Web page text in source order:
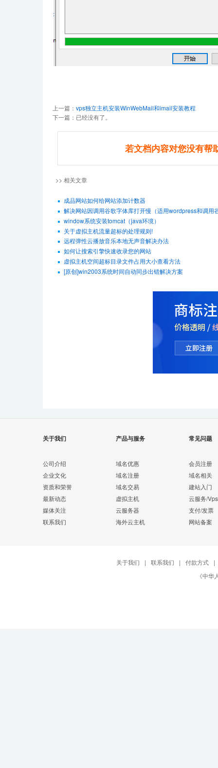
上一篇： vps独立主机安装WinWebMail和imail安装教程
下一篇：已经没有了。
若文档内容对您没有帮
>> 相关文章
成品网站如何给网站添加计数器
解决网站因调用谷歌字体库打开慢（适用wordpress和调用
window系统安装tomcat（java环境）
关于虚拟主机流量超标的处理规则!
远程弹性云播放音乐本地无声音解决办法
如何让搜索引擎快速收录您的网站
虚拟主机空间超标目录文件占用大小查看方法
[原创]win2003系统时间自动同步出错解决方案
关于我们
公司介绍
企业文化
资质和荣誉
最新动态
媒体关注
联系我们
产品与服务
域名优惠
域名注册
域名交易
虚拟主机
云服务器
海外云主机
常见问题
会员注册
域名相关
建站入门
云服务/Vps
支付/发票
网站备案
关于我们 | 联系我们 | 付款方式
|
《中